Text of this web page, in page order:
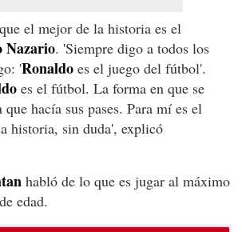
el mejor de la historia es el
Nazario. 'Siempre digo a todos los
'Ronaldo es el juego del fútbol'.
es el fútbol. La forma en que se
hacía sus pases. Para mí es el
historia, sin duda', explicó
habló de lo que es jugar al máximo
edad.